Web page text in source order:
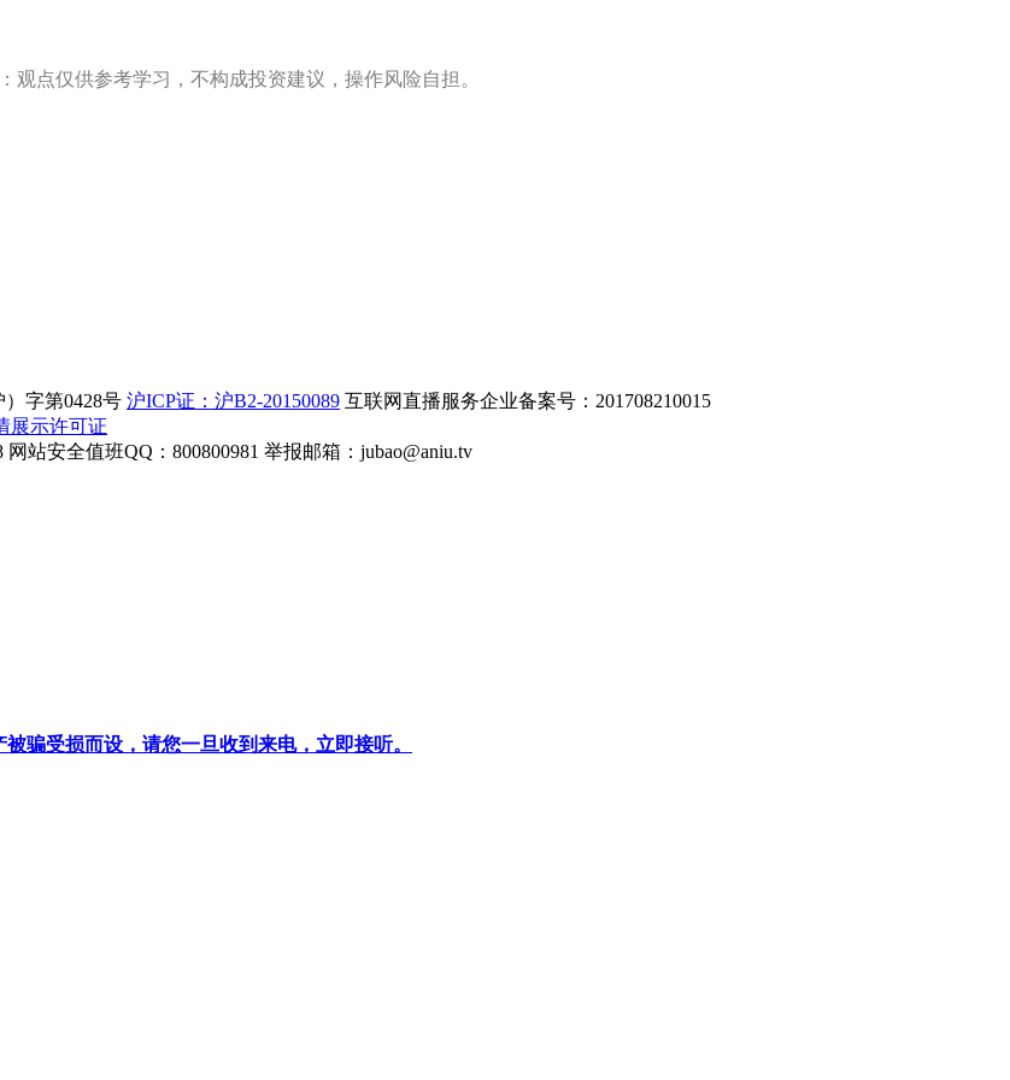
观点仅供参考学习，不构成投资建议，操作风险自担。
字第0428号 沪ICP证：沪B2-20150089 互联网直播服务企业备案号：201708210015
展示许可证
网站安全值班QQ：800800981 举报邮箱： jubao@aniu.tv
骗受损而设，请您一旦收到来电，立即接听。